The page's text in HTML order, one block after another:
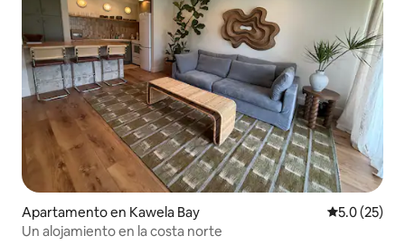
Apartamento en Kawela Bay Calificación
5.0 (25)
Un alojamiento en la costa norte